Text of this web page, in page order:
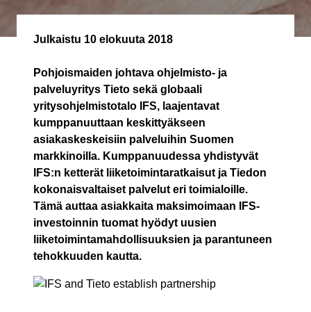
Julkaistu 10 elokuuta 2018
Pohjoismaiden johtava ohjelmisto- ja
palveluyritys Tieto sekä globaali
yritysohjelmistotalo IFS, laajentavat
kumppanuuttaan keskittyäkseen
asiakaskeskeisiin palveluihin Suomen
markkinoilla. Kumppanuudessa yhdistyvät
IFS:n ketterät liiketoimintaratkaisut ja Tiedon
kokonaisvaltaiset palvelut eri toimialoille.
Tämä auttaa asiakkaita maksimoimaan IFS-
investoinnin tuomat hyödyt uusien
liiketoimintamahdollisuuksien ja parantuneen
tehokkuuden kautta.